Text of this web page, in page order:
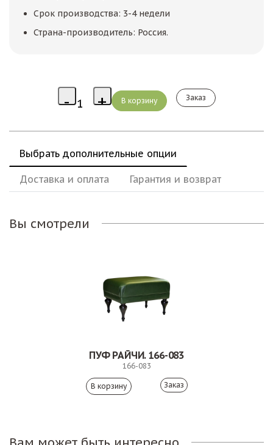
Срок производства: 3-4 недели
Страна-производитель: Россия.
Заказ
Выбрать дополнительные опции
Доставка и оплата Гарантия и возврат
Вы смотрели
ПУФ РАЙЧИ. 166-083
166-083
Заказ